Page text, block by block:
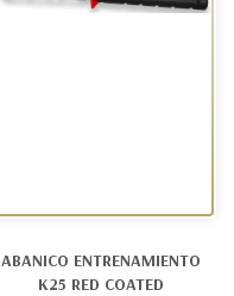
ABANICO ENTRENAMIENTO
K25 RED COATED